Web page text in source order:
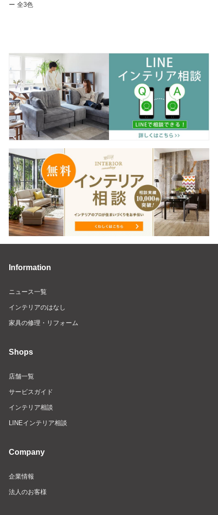
ー 全3色
Information
ニュース一覧
インテリアのはなし
家具の修理・リフォーム
Shops
店舗一覧
サービスガイド
インテリア相談
LINEインテリア相談
Company
企業情報
法人のお客様